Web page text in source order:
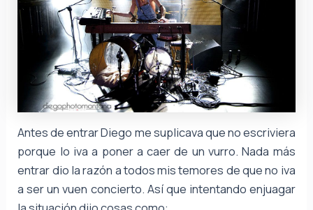
Antes de entrar Diego me suplicava que no escriviera
porque lo iva a poner a caer de un vurro. Nada más
entrar dio la razón a todos mis temores de que no iva
a ser un vuen concierto. Así que intentando enjuagar